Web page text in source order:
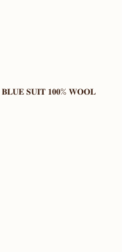
𝐒𝐔𝐈𝐓 𝟏𝟎𝟎% 𝐖𝐎𝐎𝐋